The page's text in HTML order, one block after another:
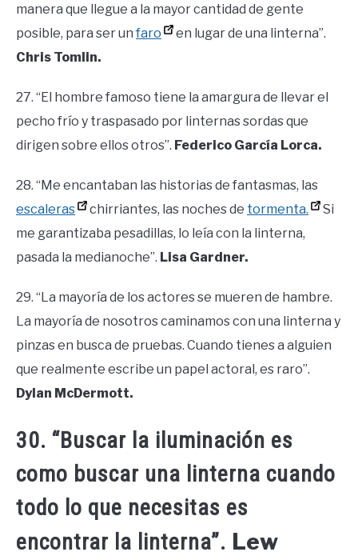
manera que llegue a la mayor cantidad de gente
posible, para ser un faro
en lugar de una linterna”.
Chris Tomlin.
27. “El hombre famoso tiene la amargura de llevar el
pecho frío y traspasado por linternas sordas que
dirigen sobre ellos otros”. Federico García Lorca.
28. “Me encantaban las historias de fantasmas, las
escaleras
chirriantes, las noches de tormenta.
Si
me garantizaba pesadillas, lo leía con la linterna,
pasada la medianoche”. Lisa Gardner.
29. “La mayoría de los actores se mueren de hambre.
La mayoría de nosotros caminamos con una linterna y
pinzas en busca de pruebas. Cuando tienes a alguien
que realmente escribe un papel actoral, es raro”.
Dylan McDermott.
30. “Buscar la iluminación es
como buscar una linterna cuando
todo lo que necesitas es
encontrar la linterna”. Lew